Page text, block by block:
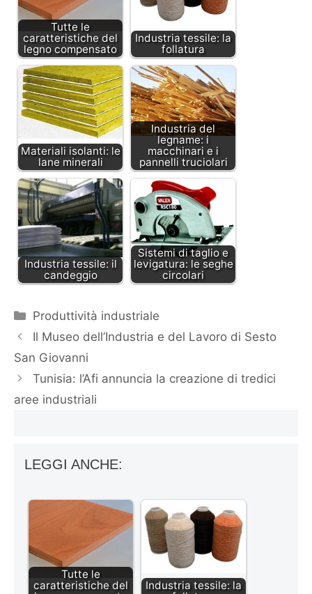
Tutte le
caratteristiche del
legno compensato
Industria tessile: la
follatura
Materiali isolanti: le
lane minerali
Industria del
legname: i
macchinari e i
pannelli truciolari
Industria tessile: il
candeggio
Sistemi di taglio e
levigatura: le seghe
circolari
Categorie
Produttività industriale
Il Museo dell’Industria e del Lavoro di Sesto
San Giovanni
Tunisia: l’Afi annuncia la creazione di tredici
aree industriali
LEGGI ANCHE:
Tutte le
caratteristiche del
Industria tessile: la